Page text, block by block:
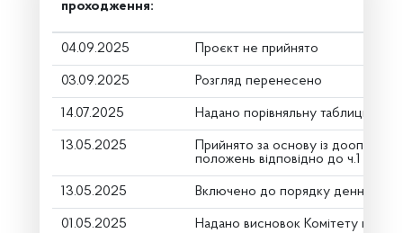
проходження:
04.09.2025 Проєкт не прийнято
03.09.2025 Розгляд перенесено
14.07.2025 Надано порівняльну таблицю
13.05.2025
Прийнято за основу із
положень відповідно до ч.1 ст.116
13.05.2025 Включено до порядку денного
01.05.2025 Надано висновок Комітету про